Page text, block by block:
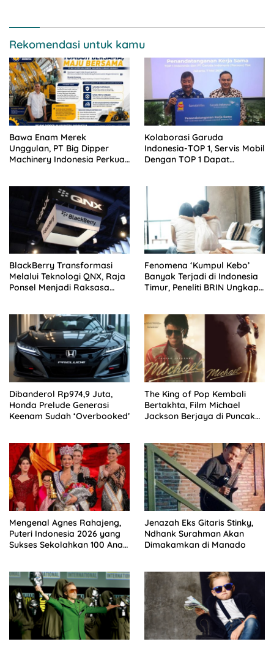
Rekomendasi untuk kamu
Bawa Enam Merek
Unggulan, PT Big Dipper
Machinery Indonesia Perkuat
Kolaborasi Garuda
Indonesia-TOP 1, Servis Mobil
Dengan TOP 1 Dapat
BlackBerry Transformasi
Melalui Teknologi QNX, Raja
Ponsel Menjadi Raksasa
Fenomena ‘Kumpul Kebo’
Banyak Terjadi di Indonesia
Timur, Peneliti BRIN Ungkap
Dibanderol Rp974,9 Juta,
Honda Prelude Generasi
Keenam Sudah ‘Overbooked’
The King of Pop Kembali
Bertakhta, Film Michael
Jackson Berjaya di Puncak
Mengenal Agnes Rahajeng,
Puteri Indonesia 2026 yang
Sukses Sekolahkan 100 Anak
Jenazah Eks Gitaris Stinky,
Ndhank Surahman Akan
Dimakamkan di Manado